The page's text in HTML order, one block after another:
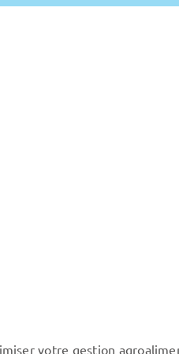
votre gestion